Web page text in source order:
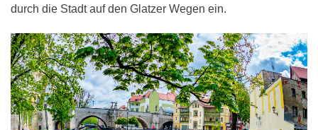
durch die Stadt auf den Glatzer Wegen ein.